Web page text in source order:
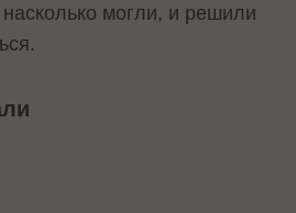
могли, и решили